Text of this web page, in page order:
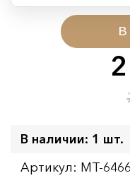
Период
Начало:
Окончание:
Время до
В наличии: 1 шт.
Артикул: MT-6466